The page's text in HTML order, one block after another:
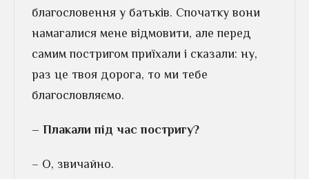
благословення у батьків. Спочатку вони
намагалися мене відмовити, але перед
самим постригом приїхали і сказали: ну,
раз це твоя дорога, то ми тебе
благословляємо.
– Плакали під час постригу?
– О, звичайно.